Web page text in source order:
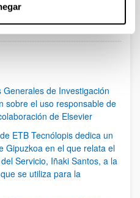
de Investigación
sobre el uso responsable de
de Elsevier
ETB Tecnólopis dedica un
Gipuzkoa en el que relata el
Servicio, Iñaki Santos, a la
se utiliza para la